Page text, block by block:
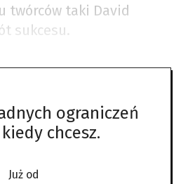
twórców taki David
sukcesu.
ograniczeń
chcesz.
Już od